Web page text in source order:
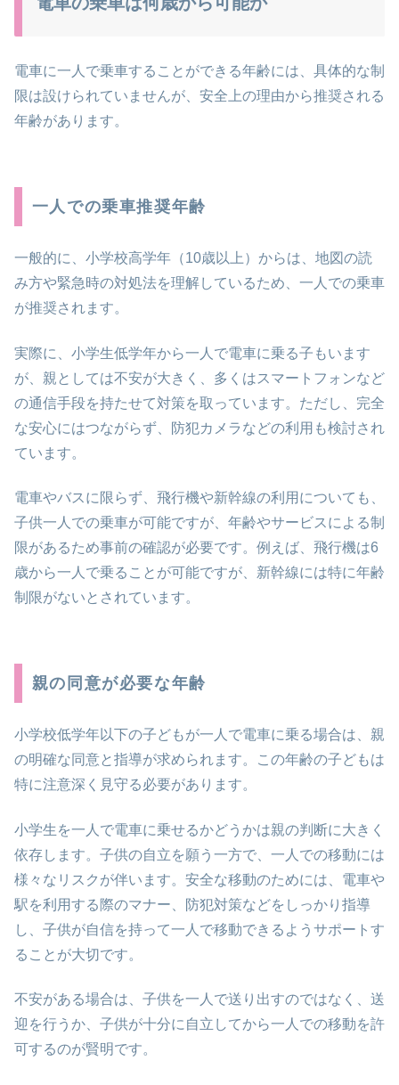
電車に一人で乗車することができる年齢には、具体的な制
限は設けられていませんが、安全上の理由から推奨される
年齢があります。
一人での乗車推奨年齢
一般的に、小学校高学年（10歳以上）からは、地図の読
み方や緊急時の対処法を理解しているため、一人での乗車
が推奨されます。
実際に、小学生低学年から一人で電車に乗る子もいます
が、親としては不安が大きく、多くはスマートフォンなど
の通信手段を持たせて対策を取っています。ただし、完全
な安心にはつながらず、防犯カメラなどの利用も検討され
ています。
電車やバスに限らず、飛行機や新幹線の利用についても、
子供一人での乗車が可能ですが、年齢やサービスによる制
限があるため事前の確認が必要です。例えば、飛行機は6
歳から一人で乗ることが可能ですが、新幹線には特に年齢
制限がないとされています。
親の同意が必要な年齢
小学校低学年以下の子どもが一人で電車に乗る場合は、親
の明確な同意と指導が求められます。この年齢の子どもは
特に注意深く見守る必要があります。
小学生を一人で電車に乗せるかどうかは親の判断に大きく
依存します。子供の自立を願う一方で、一人での移動には
様々なリスクが伴います。安全な移動のためには、電車や
駅を利用する際のマナー、防犯対策などをしっかり指導
し、子供が自信を持って一人で移動できるようサポートす
ることが大切です。
不安がある場合は、子供を一人で送り出すのではなく、送
迎を行うか、子供が十分に自立してから一人での移動を許
可するのが賢明です。